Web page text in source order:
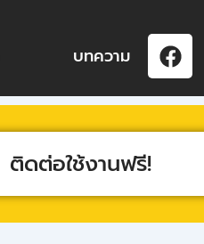
บทความ
F
a
e
b
k
ติดต่อใช้งานฟรี!